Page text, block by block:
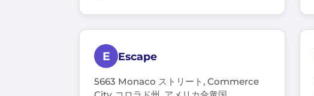
E Escape
5663 Monaco ストリート, Commerce